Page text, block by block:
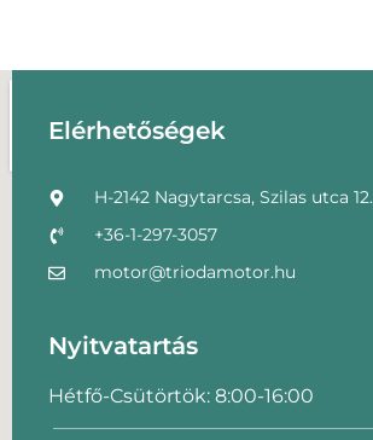
Elérhetőségek
H-2142 Nagytarcsa, Szilas utca 12.
+36-1-297-3057
motor@triodamotor.hu
Nyitvatartás
Hétfő-Csütörtök: 8:00-16:00